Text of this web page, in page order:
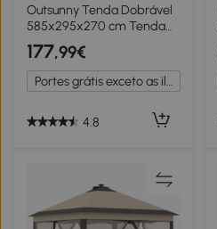
Outsunny Tenda Dobrável
585x295x270 cm Tenda
de Jardim com 6
Mosquiteiros Bolsa de
Transporte e Estrutura de
Aço Cinza
177,99€
Portes grátis exceto as ilhas
4.8